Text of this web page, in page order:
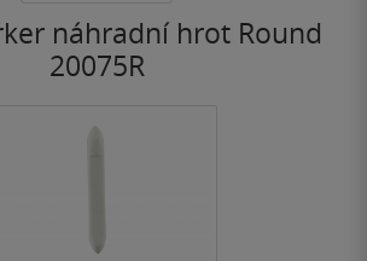
náhradní hrot Round
20075R